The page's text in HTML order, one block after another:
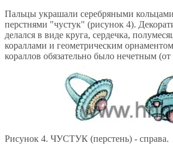
Пальцы украшали серебряными
перстнями "чустук" (рисунок 4).
делался в виде круга, сердечка,
кораллами и геометрическим
кораллов обязательно было нечетным
Рисунок 4. ЧУСТУК (перстень) - справа.